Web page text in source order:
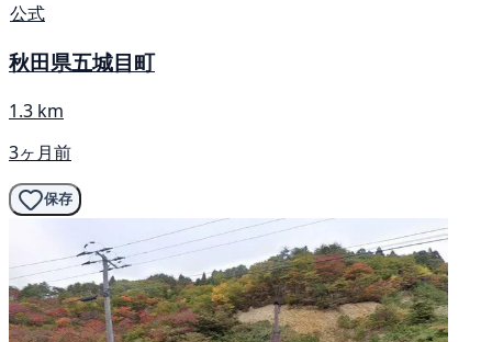
公式
秋田県五城目町
1.3 km
3ヶ月前
保存